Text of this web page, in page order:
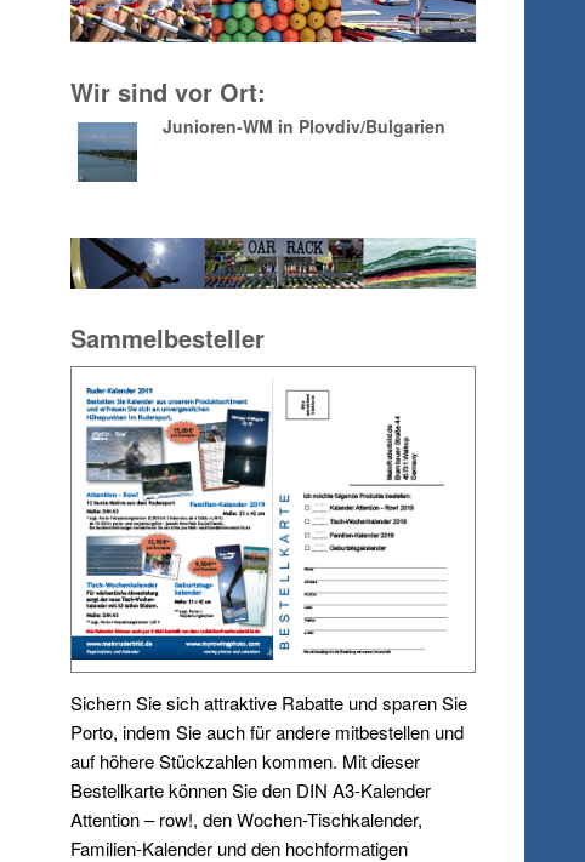
Wir sind vor Ort:
Junioren-WM in Plovdiv/Bulgarien
Sammelbesteller
Sichern Sie sich attraktive Rabatte und sparen Sie
Porto, indem Sie auch für andere mitbestellen und
auf höhere Stückzahlen kommen. Mit dieser
Bestellkarte können Sie den DIN A3-Kalender
Attention – row!, den Wochen-Tischkalender,
Familien-Kalender und den hochformatigen